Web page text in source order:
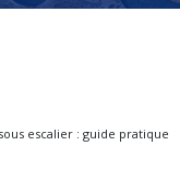
escalier : guide pratique